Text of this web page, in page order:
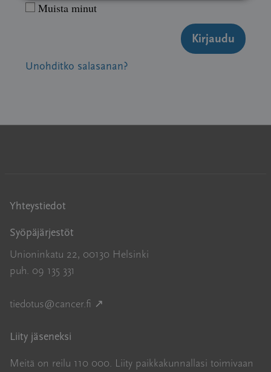
Muista minut
Kirjaudu
Unohditko salasanan?
Yhteystiedot
Syöpäjärjestöt
Unioninkatu 22, 00130 Helsinki
puh. 09 135 331
tiedotus@cancer.fi ↗
Liity jäseneksi
Meitä on reilu 110 000. Liity paikkakunnallasi toimivaan